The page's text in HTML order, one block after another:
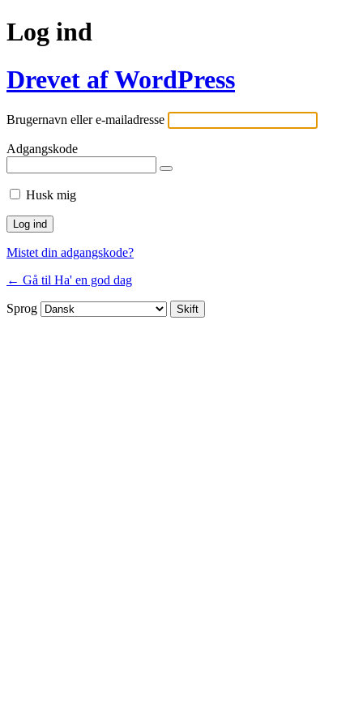
Log ind
Drevet af WordPress
Brugernavn eller e-mailadresse
Adgangskode
Husk mig
Mistet din adgangskode?
← Gå til Ha' en god dag
Sprog